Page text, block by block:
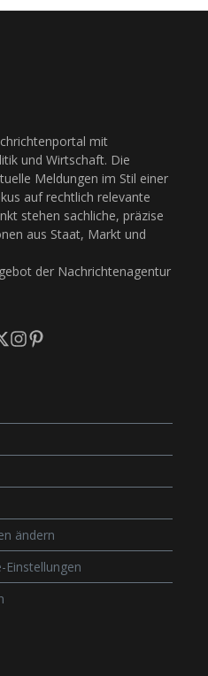
mit
und Wirtschaft. Die
Meldungen im Stil einer
auf rechtlich relevante
stehen sachliche, präzise
aus Staat, Markt und
der Nachrichtenagentur
ändern
Einstellungen